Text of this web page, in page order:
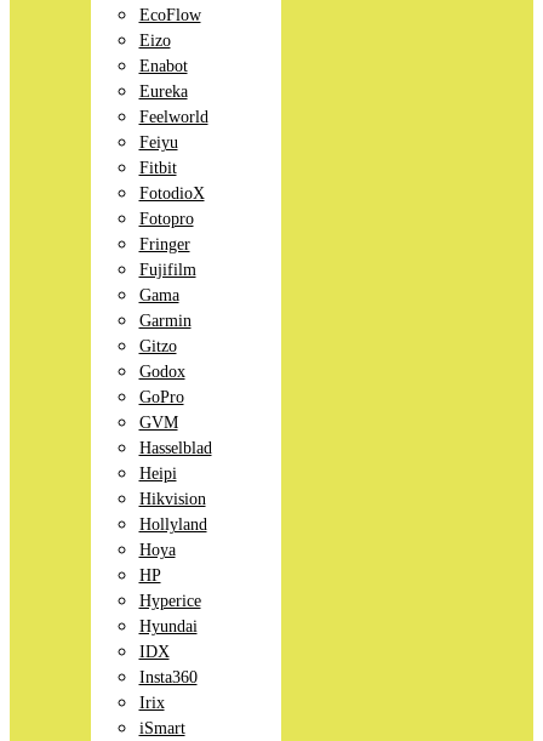
EcoFlow
Eizo
Enabot
Eureka
Feelworld
Feiyu
Fitbit
FotodioX
Fotopro
Fringer
Fujifilm
Gama
Garmin
Gitzo
Godox
GoPro
GVM
Hasselblad
Heipi
Hikvision
Hollyland
Hoya
HP
Hyperice
Hyundai
IDX
Insta360
Irix
iSmart